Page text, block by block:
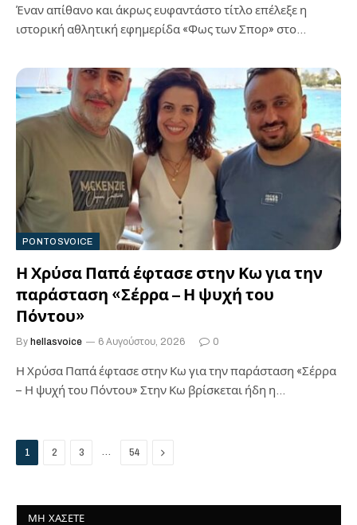
Έναν απίθανο και άκρως ευφαντάστο τίτλο επέλεξε η
ιστορική αθλητική εφημερίδα «Φως των Σπορ» στο
PONTOSVOICE
Η Χρύσα Παπά έφτασε στην Κω για την
παράσταση «Σέρρα – Η ψυχή του
Πόντου»
By hellasvoice 6 Αυγούστου, 2026 0
Η Χρύσα Παπά έφτασε στην Κω για την παράσταση «Σέρρα
– Η ψυχή του Πόντου» Στην Κω βρίσκεται ήδη η…
1 2 3 … 54 Next
ΜΗ ΧΆΣΕΤΕ